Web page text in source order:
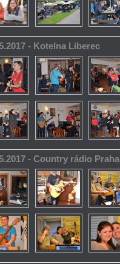
- Kotelna Liberec
- Country rádio Praha